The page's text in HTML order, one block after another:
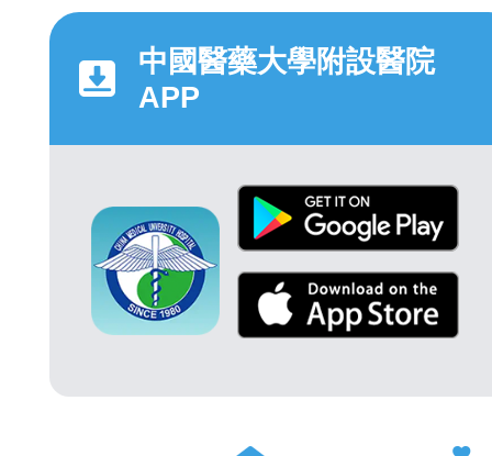
中國醫藥大學附設醫院
APP